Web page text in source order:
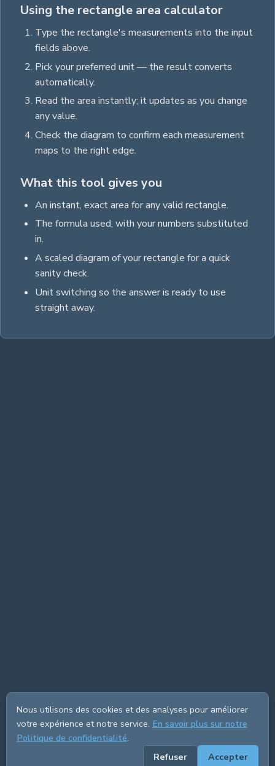
Using the rectangle area calculator
Type the rectangle's measurements into the input
fields above.
Pick your preferred unit — the result converts
automatically.
Read the area instantly; it updates as you change
any value.
Check the diagram to confirm each measurement
maps to the right edge.
What this tool gives you
An instant, exactarea for any valid rectangle.
The formula used, with your numbers substituted
in.
A scaled diagram of yourrectangle for a quick
sanity check.
Unit switching so the answer is ready to use
straight away.
Nous utilisons des cookies et des analyses pour améliorer
votre expérience et notre service. En savoir plus sur notre
Politique de confidentialité.
Refuser
Accepter